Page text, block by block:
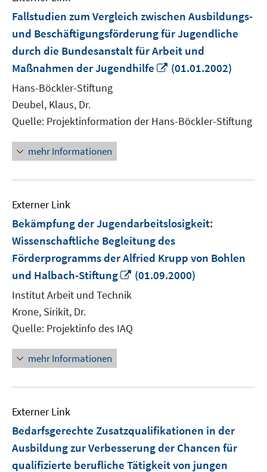
Fallstudien zum Vergleich zwischen Ausbildungs-
und Beschäftigungsförderung für Jugendliche
durch die Bundesanstalt für Arbeit und
Maßnahmen der Jugendhilfe
In
(01.01.2002)
Hans-Böckler-Stiftung
Deubel, Klaus, Dr.
Quelle: Projektinformation der Hans-Böckler-Stiftung
mehr Informationen
Externer Link
Bekämpfung der Jugendarbeitslosigkeit:
Wissenschaftliche Begleitung des
Förderprogramms der Alfried Krupp von Bohlen
und Halbach-Stiftung
In
(01.09.2000)
Institut Arbeit und Technik
Krone, Sirikit, Dr.
Quelle: Projektinfo des IAQ
mehr Informationen
Externer Link
Bedarfsgerechte Zusatzqualifikationen in der
Ausbildung zur Verbesserung der Chancen für
qualifizierte berufliche Tätigkeit von jungen